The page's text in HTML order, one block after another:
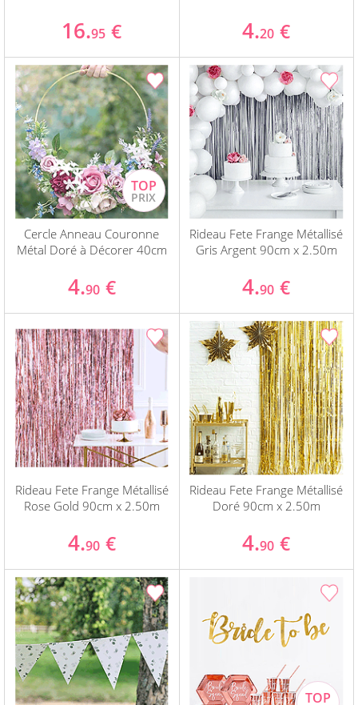
16.95 € 4.20 €
Cercle Anneau Couronne
Métal Doré à Décorer 40cm
4.90 €
Rideau Fete Frange Métallisé
Gris Argent 90cm x 2.50m
4.90 €
Rideau Fete Frange Métallisé
Rose Gold 90cm x 2.50m
4.90 €
Rideau Fete Frange Métallisé
Doré 90cm x 2.50m
4.90 €